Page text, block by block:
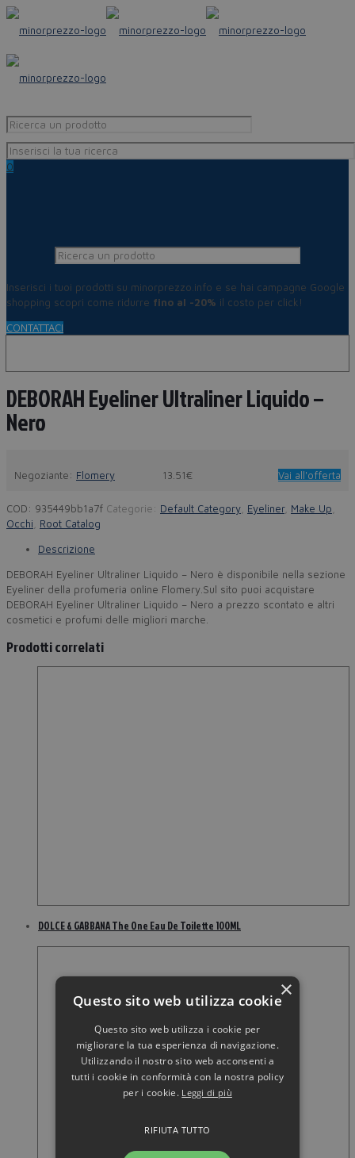
0
Inserisci i tuoi prodotti su minorprezzo.info e se hai campagne Google
shopping scopri come ridurre fino al -20% il costo per click!
CONTATTACI
DEBORAH Eyeliner Ultraliner Liquido –
Nero
Negoziante: Flomery 13.51€ Vai all'offerta
COD: 935449bb1a7f Categorie: Default Category Eyeliner, Make Up
Occhi
Root Catalog
Descrizione
DEBORAH Eyeliner Ultraliner Liquido – Nero è disponibile nella sezione
Eyeliner della profumeria online Flomery.Sul sito puoi acquistare
DEBORAH Eyeliner Ultraliner Liquido – Nero a prezzo scontato e altri
cosmetici e profumi delle migliori marche.
Prodotti correlati
DOLCE & GABBANA The One Eau De Toilette 100ML
×
Questo sito web utilizza cookie
Questo sito web utilizza i cookie per
migliorare la tua esperienza di navigazione.
Utilizzando il nostro sito web acconsenti a
tutti i cookie in conformità con la nostra policy
per i cookie. Leggi di più
RIFIUTA TUTTO